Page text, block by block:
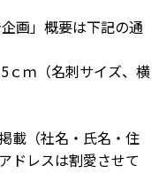
画」概要は下記の通
ｍ（名刺サイズ、横
載（社名・氏名・住
ドレスは割愛させて